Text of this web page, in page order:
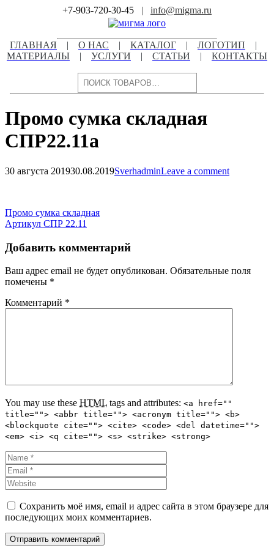
+7-903-720-30-45 | info@migma.ru
ГЛАВНАЯ | О НАС | КАТАЛОГ | ЛОГОТИП
|
МАТЕРИАЛЫ
| УСЛУГИ | СТАТЬИ | КОНТАКТЫ
Поиск
Промо сумка складная
СПР22.11а
30 августа 201930.08.2019SverhadminLeave a comment
записям
Навигация
по
записям
Промо сумка складная
Артикул СПР 22.11
Добавить комментарий
Ваш адрес email не будет опубликован. Обязательные поля
помечены *
Комментарий *
You may use these HTML tags and attributes: <a href=""
title=""> <abbr title=""> <acronym title=""> <b>
<blockquote cite=""> <cite> <code> <del datetime="">
<em> <i> <q cite=""> <s> <strike> <strong>
Сохранить моё имя, email и адрес сайта в этом браузере для
последующих моих комментариев.